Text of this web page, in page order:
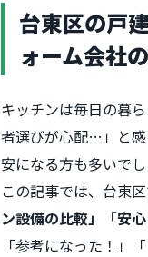
台東区の戸
ォーム会社
キッチンは毎日の暮
者選びが心配…」と感
安になる方も多いでし
この記事では、台東
ン設備の比較」「安
「参考になった！」